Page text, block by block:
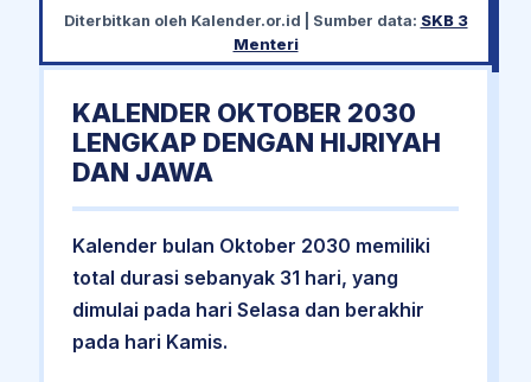
Diterbitkan oleh Kalender.or.id | Sumber data: SKB 3
Menteri
KALENDER OKTOBER 2030
LENGKAP DENGAN HIJRIYAH
DAN JAWA
Kalender bulan Oktober 2030 memiliki
total durasi sebanyak 31 hari, yang
dimulai pada hari Selasa dan berakhir
pada hari Kamis.